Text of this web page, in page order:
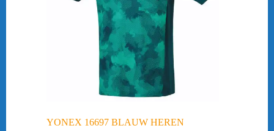
YONEX 16697 BLAUW HEREN